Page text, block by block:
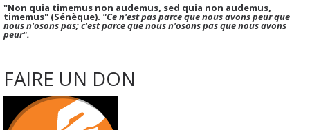
"Non quia timemus non audemus, sed quia non audemus,
timemus" (Sénèque). "Ce n'est pas parce que nous avons peur que
nous n'osons pas; c'est parce que nous n'osons pas que nous avons
peur".
FAIRE UN DON